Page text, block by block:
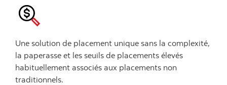
Une solution de placement unique sans la complexité,
la paperasse et les seuils de placements élevés
habituellement associés aux placements non
traditionnels.